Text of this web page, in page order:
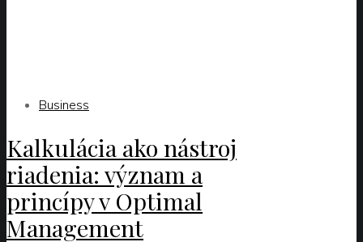
Business
Kalkulácia ako nástroj
riadenia: význam a
princípy v Optimal
Management